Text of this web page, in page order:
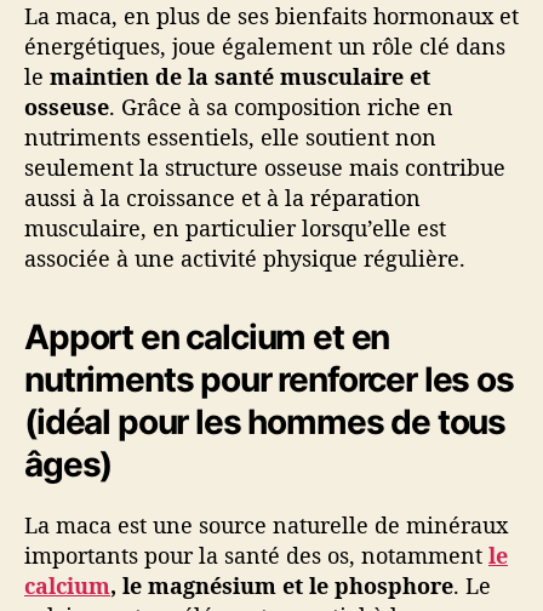
La maca, en plus de ses bienfaits hormonaux et
énergétiques, joue également un rôle clé dans
le maintien de la santé musculaire et
osseuse. Grâce à sa composition riche en
nutriments essentiels, elle soutient non
seulement la structure osseuse mais contribue
aussi à la croissance et à la réparation
musculaire, en particulier lorsqu’elle est
associée à une activité physique régulière.
Apport en calcium et en
nutriments pour renforcer les os
(idéal pour les hommes de tous
âges)
La maca est une source naturelle de minéraux
importants pour la santé des os, notamment le
calcium, le magnésium et le phosphore. Le